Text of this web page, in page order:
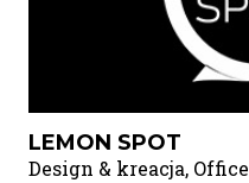
LEMON SPOT
Design & kreacja, Office